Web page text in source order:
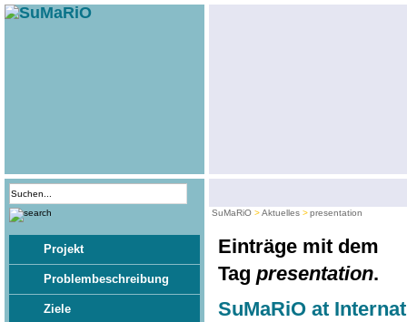
Projekt
Problembeschreibung
Ziele
SuMaRiO Aktuelles presentation
Einträge mit dem
Tag presentation.
SuMaRiO at